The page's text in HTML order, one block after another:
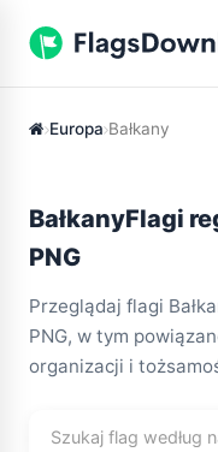
Europa Bałkany
BałkanyFlagi
PNG
Przeglądaj flagi
PNG, w tym
organizacji i